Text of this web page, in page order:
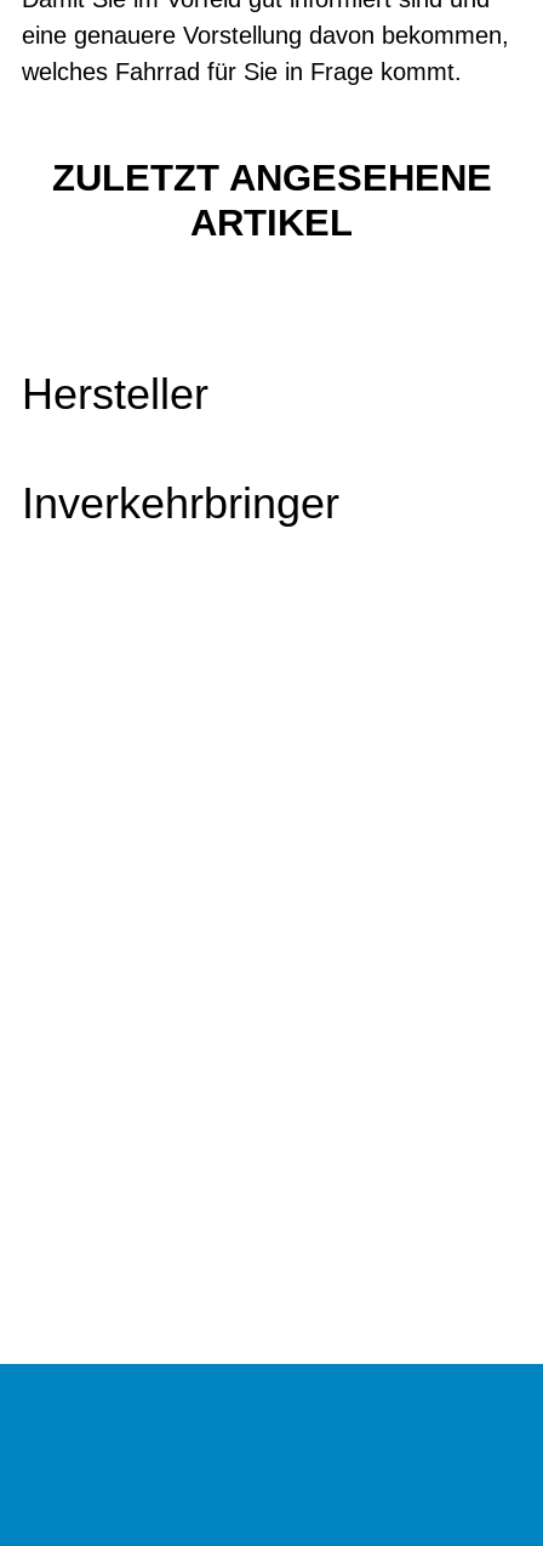
eine genauere Vorstellung davon bekommen,
welches Fahrrad für Sie in Frage kommt.
ZULETZT ANGESEHENE
ARTIKEL
Hersteller
Inverkehrbringer